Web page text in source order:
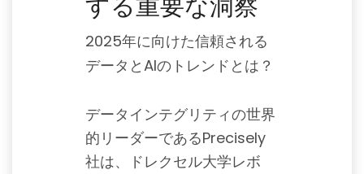
2025年に向けた信頼される
データとAIのトレンドとは？
データインテグリティの世界
的リーダーであるPrecisely
社は、ドレクセル大学レボ